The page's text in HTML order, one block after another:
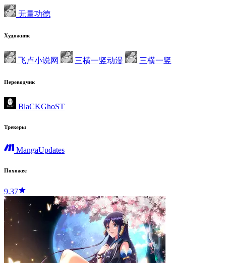
无量功德
Художник
飞卢小说网 三横一竖动漫 三横一竖
Переводчик
BlaCKGhoST
Трекеры
MangaUpdates
Похожее
9.37